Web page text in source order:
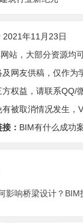
2021年11月23日
站，大部分资源均
网友供稿，仅作为
权益，请联系QQ/
被取消情况发生，
： BIM有什么成功